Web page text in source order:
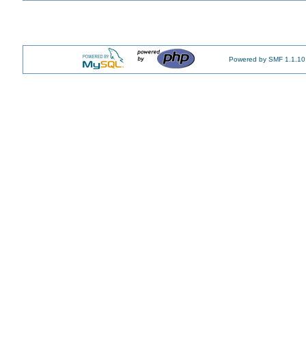
Powered by SMF 1.1.10